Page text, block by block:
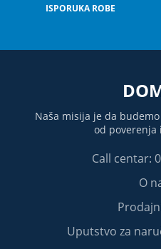
ISPORUKA ROBE
Naša misija je da
od poverenja
Call centar:
O
Uputstvo za